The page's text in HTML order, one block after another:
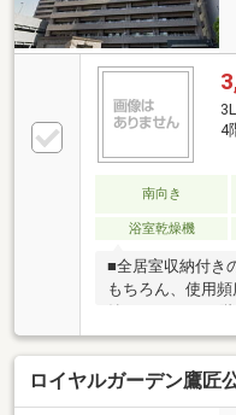
4
南向き
浴室乾燥機
■全居室収納付き
もちろん、使用
納できます。■4
較的少なく、通
す。■鏡川の河川
散歩やジョギング
♪夏にはよさこい
ロイヤルガーデン鷹匠